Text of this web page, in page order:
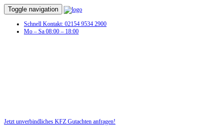
Toggle navigation
Schnell Kontakt: 02154 9534 2900
Mo – Sa 08:00 – 18:00
Jetzt unverbindliches KFZ Gutachten anfragen!